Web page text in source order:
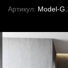
Артикул: Model-